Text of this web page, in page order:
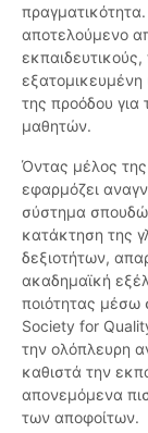
αποτελούμενο
εξατομικευμένη
της προόδου για
μαθητών.
Όντας μέλος
εφαρμόζει
σύστημα
κατάκτηση της
δεξιοτήτων,
ακαδημαϊκή
ποιότητας μέσω
Society for
την ολόπλευρη
καθιστά την
απονεμόμενα
των αποφοίτων.